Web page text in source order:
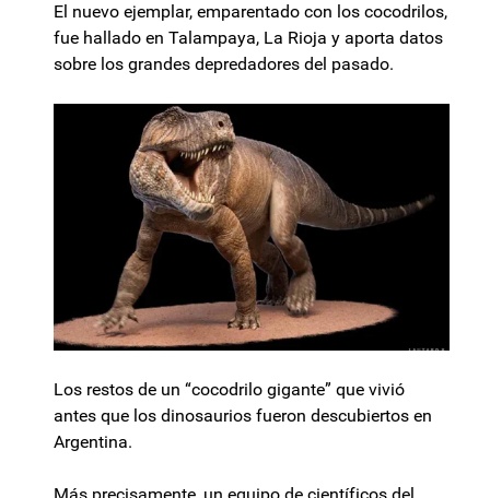
El nuevo ejemplar, emparentado con los cocodrilos,
fue hallado en Talampaya, La Rioja y aporta datos
sobre los grandes depredadores del pasado.
Los restos de un “cocodrilo gigante” que vivió
antes que los dinosaurios fueron descubiertos en
Argentina.